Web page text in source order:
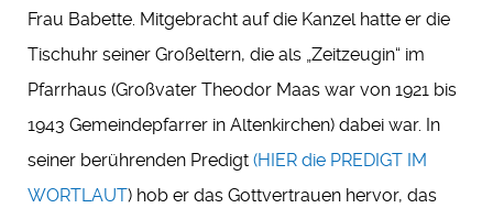
Frau Babette. Mitgebracht auf die Kanzel hatte er die
Tischuhr seiner Großeltern, die als „Zeitzeugin“ im
Pfarrhaus (Großvater Theodor Maas war von 1921 bis
1943 Gemeindepfarrer in Altenkirchen) dabei war. In
seiner berührenden Predigt (HIER die PREDIGT IM
WORTLAUT) hob er das Gottvertrauen hervor, das